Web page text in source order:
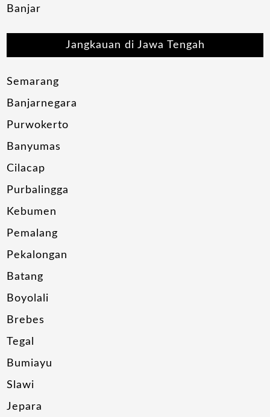
Banjar
Jangkauan di Jawa Tengah
Semarang
Banjarnegara
Purwokerto
Banyumas
Cilacap
Purbalingga
Kebumen
Pemalang
Pekalongan
Batang
Boyolali
Brebes
Tegal
Bumiayu
Slawi
Jepara